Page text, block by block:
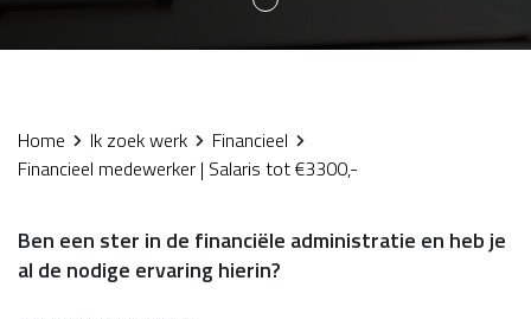
Home Ik zoek werk
Financieel
Financieel medewerker | Salaris tot €3300,-
Ben een ster in de financiële administratie en heb je
al de nodige ervaring hierin?